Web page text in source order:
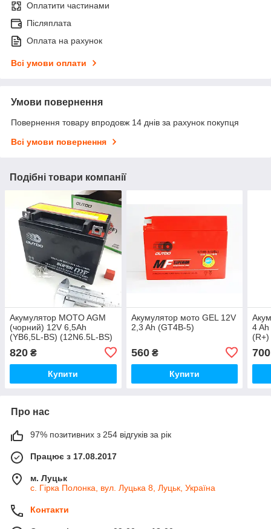
Оплатити частинами
Післяплата
Оплата на рахунок
Всі умови оплати
Умови повернення
Повернення товару впродовж 14 днів за рахунок покупця
Всі умови повернення
Подібні товари компанії
Акумулятор MOTO AGM
(чорний) 12V 6,5Ah
(YB6,5L-BS) (12N6.5L-BS)
820 ₴
Купити
Акумулятор мото GEL 12V
2,3 Ah (GT4B-5)
560₴
Купити
4
(R+)
700
Про нас
97% позитивних з 254 відгуків за рік
Працює з 17.08.2017
м. Луцьк
с. Гірка Полонка, вул. Луцька 8, Луцьк, Україна
Контакти